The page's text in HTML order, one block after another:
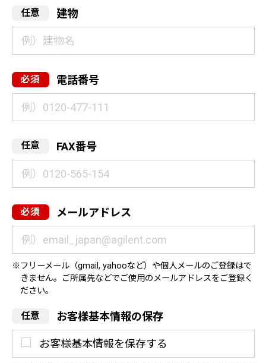
建物
電話番号
FAX番号
メールアドレス
フリーメール（gmail, yahooなど）や個人メールのご登録はで
きません。ご所属先などでご使用のメールアドレスをご登録く
ださい。
お客様基本情報の保存
お客様基本情報を保存する